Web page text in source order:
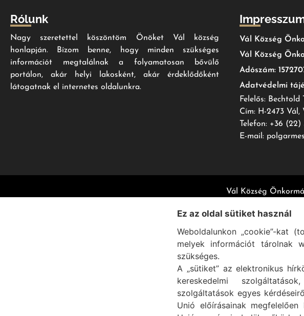
Rólunk
Nagy szeretettel köszöntöm Önöket Vál község
honlapján. Bízom benne, hogy minden szükséges
információt megtalálnak a folyamatosan bővülő
portálon, akár helyi lakosként, akár érdeklődőként
látogatnak el internetes oldalunkra.
Vál Község
Vál Község
Adószám:
Adatvédelmi
Felelős:
Cím: H-2473 Vál,
Telefon: +36 (22)
E-mail:
Vál Község
Ez az oldal sütiket használ
Weboldalunkon „cookie”-kat
melyek információt tárolnak
szükséges.
A „sütiket” az elektronikus
kereskedelmi
szolgáltatások egyes
Unió előírásainak